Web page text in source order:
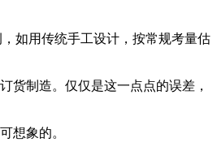
如用传统手工设计，按常规考量估
货制造。仅仅是这一点点的误差，
想象的。